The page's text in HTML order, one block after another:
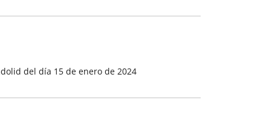
del día 15 de enero de 2024